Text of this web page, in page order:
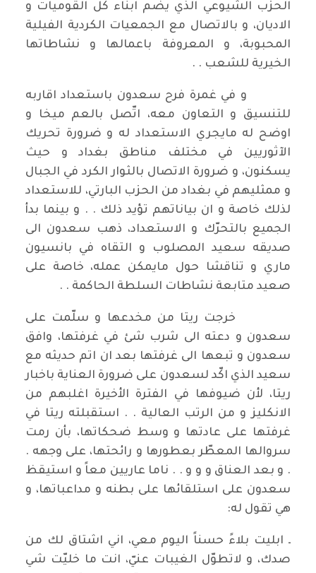
الحزب الشيوعي الذي يضم ابناء كل القوميات و
الاديان، و بالاتصال مع الجمعيات الكردية الفيلية
المحبوبة، و المعروفة باعمالها و نشاطاتها
الخيرية للشعب . .
و في غمرة فرح سعدون باستعداد اقاربه
للتنسيق و التعاون معه، اتّصل بالعم ميخا و
اوضح له مايجري الاستعداد له و ضرورة تحريك
الآثوريين في مختلف مناطق بغداد و حيث
يسكنون، و ضرورة الاتصال بالثوار الكرد في الجبال
و ممثليهم في بغداد من الحزب البارتي، للاستعداد
لذلك خاصة و ان بياناتهم تؤيد ذلك . . و بينما بدأ
الجميع بالتحرّك و الاستعداد، ذهب سعدون الى
صديقه سعيد المصلوب و التقاه في بانسيون
ماري و تناقشا حول مايمكن عمله، خاصة على
صعيد متابعة نشاطات السلطة الحاكمة . .
خرجت ريتا من مخدعها و سلّمت على
سعدون و دعته الى شرب شئ في غرفتها، وافق
سعدون و تبعها الى غرفتها بعد ان اتم حديثه مع
سعيد الذي اكّد لسعدون على ضرورة العناية باخبار
ريتا، لأن ضيوفها في الفترة الأخيرة اغلبهم من
الانكليز و من الرتب العالية . . استقبلته ريتا في
غرفتها على عادتها و وسط ضحكاتها، بأن رمت
سروالها المعطّر بعطورها و رائحتها، على وجهه .
. و بعد العناق و و و . . ناما عاريين معاً و استيقظ
سعدون على استلقائها على بطنه و مداعباتها، و
هي تقول له:
ـ ابليت بلاءً حسناً اليوم معي، اني اشتاق لك من
صدك، و لاتطوّل الغيبات عنيّ، انت ما خليّت شي